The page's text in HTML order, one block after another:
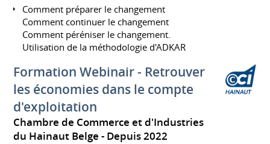
Comment préparer le changement
Comment continuer le changement
Comment péréniser le changement.
Utilisation de la méthodologie d'ADKAR
Formation Webinair - Retrouver
les économies dans le compte
d'exploitation
Chambre de Commerce et d'Industries
du Hainaut Belge
Depuis 2022